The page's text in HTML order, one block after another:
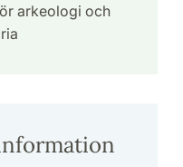
arkeologi och